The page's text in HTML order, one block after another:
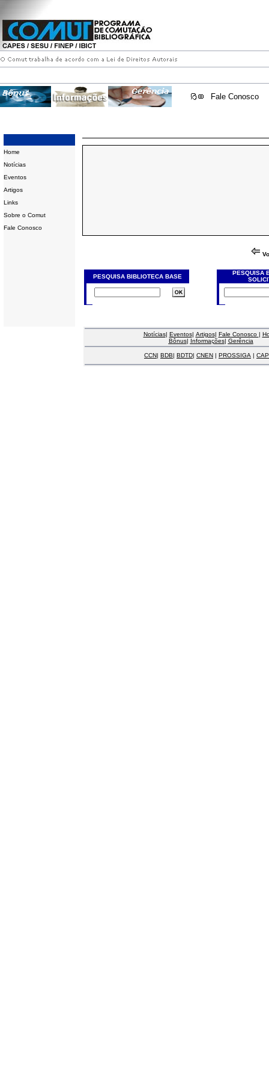
Fale Conosco
Home
Notícias
Eventos
Artigos
Links
Sobre o Comut
Fale Conosco
PESQUISA BIBLIOTECA BASE
PESQUISA
Notícias| Eventos| Artigos| Fale Conosco |
Bônus| Informações| Gerência
CCN| BDB| BDTD| CNEN | PROSSIGA |